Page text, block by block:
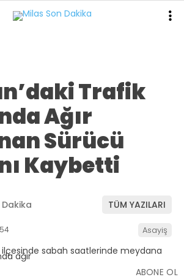
Trafik
Ağır
Sürücü
Kaybetti
TÜM YAZILARI
Asayiş
ABONE OL